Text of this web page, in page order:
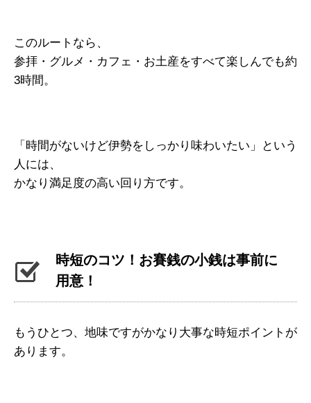
このルートなら、
参拝・グルメ・カフェ・お土産をすべて楽しんでも約
3時間。
「時間がないけど伊勢をしっかり味わいたい」という
人には、
かなり満足度の高い回り方です。
時短のコツ！お賽銭の小銭は事前に
用意！
もうひとつ、地味ですがかなり大事な時短ポイントが
あります。